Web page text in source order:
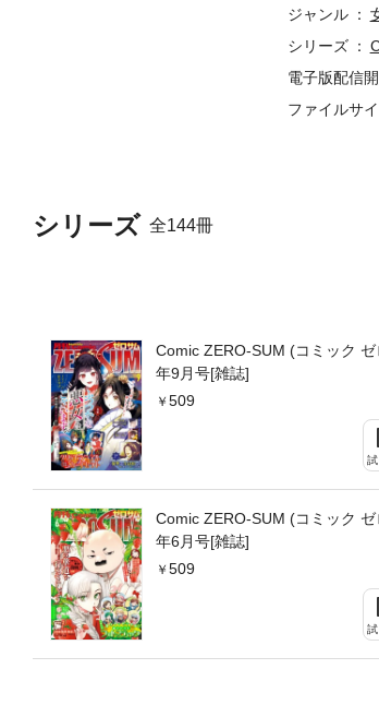
シリーズ 全144冊
Comic ZERO-SUM (コミック
年9月号[雑誌]
509
Comic ZERO-SUM (コミック
年6月号[雑誌]
509
「終焉のエ
少女小説家
海成) ※本電
れておらず
ジャンル
シリーズ
電子版配信
ファイルサ